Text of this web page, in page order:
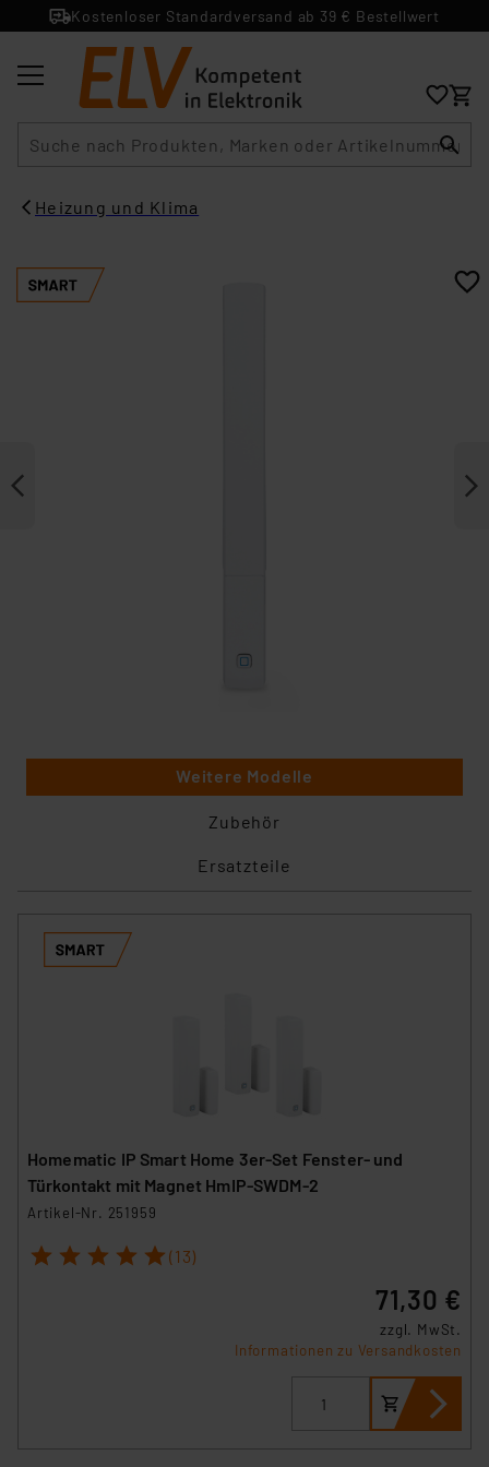
Kostenloser Standardversand ab 39 € Bestellwert
Heizung und Klima
Weitere Modelle
Zubehör
Ersatzteile
Homematic IP Smart Home 3er-Set Fenster- und
Türkontakt mit Magnet HmIP-SWDM-2
Artikel-Nr. 251959
1 2 3 4 5 (13)
71,30 €
zzgl. MwSt.
Informationen zu Versandkosten